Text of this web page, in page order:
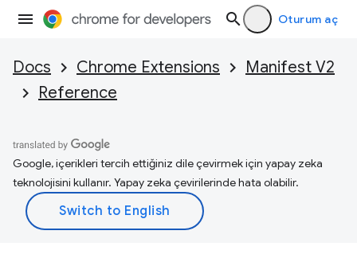
Oturum aç
Docs Chrome Extensions
Manifest V2
Reference
Google, içerikleri tercih ettiğiniz dile çevirmek için yapay zeka
teknolojisini kullanır. Yapay zeka çevirilerinde hata olabilir.